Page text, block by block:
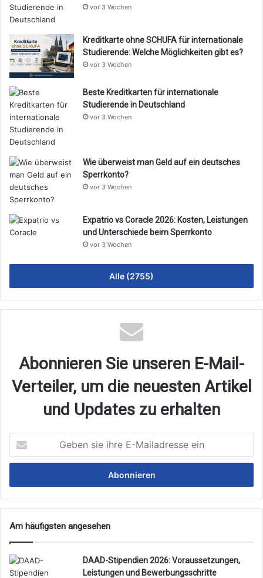
vor 3 Wochen
Kreditkarte ohne SCHUFA für internationale
Studierende: Welche Möglichkeiten gibt es?
vor 3 Wochen
Beste Kreditkarten für internationale
Studierende in Deutschland
vor 3 Wochen
Wie überweist man Geld auf ein deutsches
Sperrkonto?
vor 3 Wochen
Expatrio vs Coracle 2026: Kosten, Leistungen
und Unterschiede beim Sperrkonto
vor 3 Wochen
Alle (2755)
Abonnieren Sie unseren E-Mail-
Verteiler, um die neuesten Artikel
und Updates zu erhalten
sie
ihre
Mailadresse
ein
Am häufigsten angesehen
DAAD-Stipendien 2026: Voraussetzungen,
Leistungen und Bewerbungsschritte